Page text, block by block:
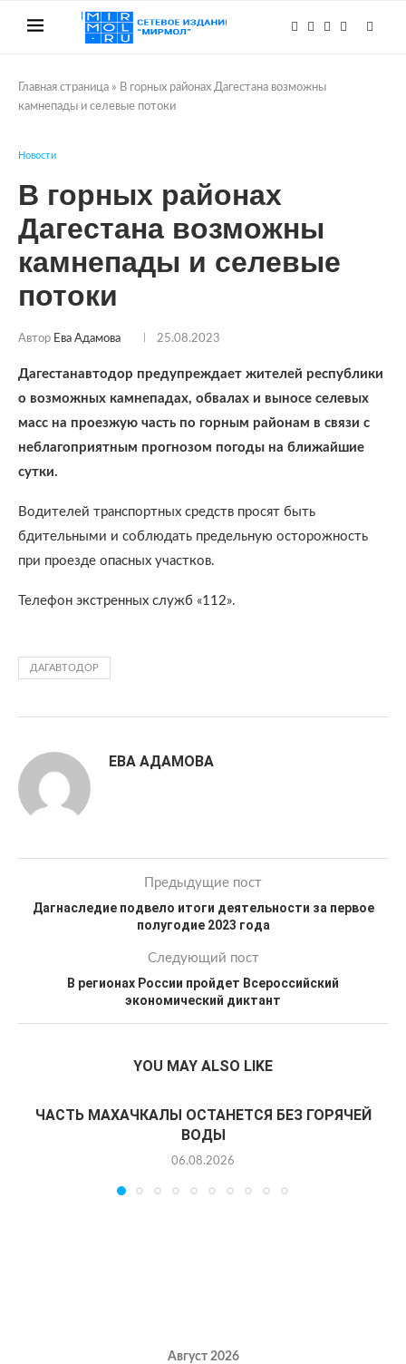
Главная страница » В горных районах Дагестана возможны
камнепады и селевые потоки
Новости
В горных районах
Дагестана возможны
камнепады и селевые
потоки
Автор Ева Адамова 25.08.2023
Дагестанавтодор предупреждает жителей республики
о возможных камнепадах, обвалах и выносе селевых
масс на проезжую часть по горным районам в связи с
неблагоприятным прогнозом погоды на ближайшие
сутки.
Водителей транспортных средств просят быть
бдительными и соблюдать предельную осторожность
при проезде опасных участков.
Телефон экстренных служб «112».
ДАГАВТОДОР
ЕВА АДАМОВА
Предыдущие пост
Дагнаследие подвело итоги деятельности за первое
полугодие 2023 года
Следующий пост
В регионах России пройдет Всероссийский
экономический диктант
YOU MAY ALSO LIKE
ЧАСТЬ МАХАЧКАЛЫ ОСТАНЕТСЯ БЕЗ ГОРЯЧЕЙ
ВОДЫ
06.08.2026
Август 2026